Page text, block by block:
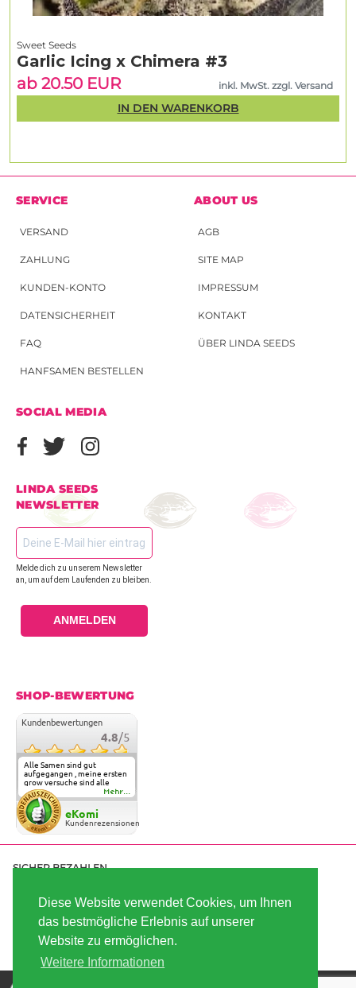
Diese Website verwendet Cookies, um Ihnen
das bestmögliche Erlebnis auf unserer
Website zu ermöglichen.
Weitere Informationen
Sweet Seeds
Garlic Icing x Chimera #3
ab 20.50 EUR
inkl. MwSt. zzgl. Versand
IN DEN WARENKORB
SERVICE
VERSAND
ZAHLUNG
KUNDEN-KONTO
DATENSICHERHEIT
FAQ
HANFSAMEN BESTELLEN
ABOUT US
AGB
SITE MAP
IMPRESSUM
KONTAKT
ÜBER LINDA SEEDS
SOCIAL MEDIA
LINDA SEEDS
NEWSLETTER
Melde dich zu unserem Newsletter
an, um auf dem Laufenden zu bleiben.
ANMELDEN
SHOP-BEWERTUNG
Kundenbewertungen
4.8/5
Alle Samen sind gut
aufgegangen , meine ersten
grow versuche sind alle
geglückt. Die Sorten und
Anbieter Vielfalt
überzeugen sehr . Werde
wohl immer hier bestellen !
Mehr...
eKomi
Kundenrezensionen
SICHER BEZAHLEN
SCHNELL VERSENDET